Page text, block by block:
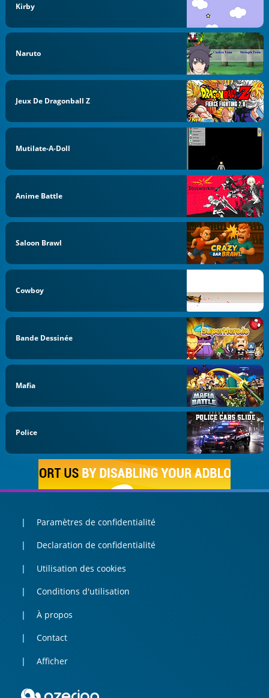
Kirby
Naruto
Jeux De Dragonball Z
Mutilate-A-Doll
Anime Battle
Saloon Brawl
Cowboy
Bande Dessinée
Mafia
Police
Paramètres de confidentialité
Declaration de confidentialité
Utilisation des cookies
Conditions d'utilisation
À propos
Contact
Afficher